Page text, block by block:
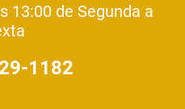
13:00 de Segunda a
1182